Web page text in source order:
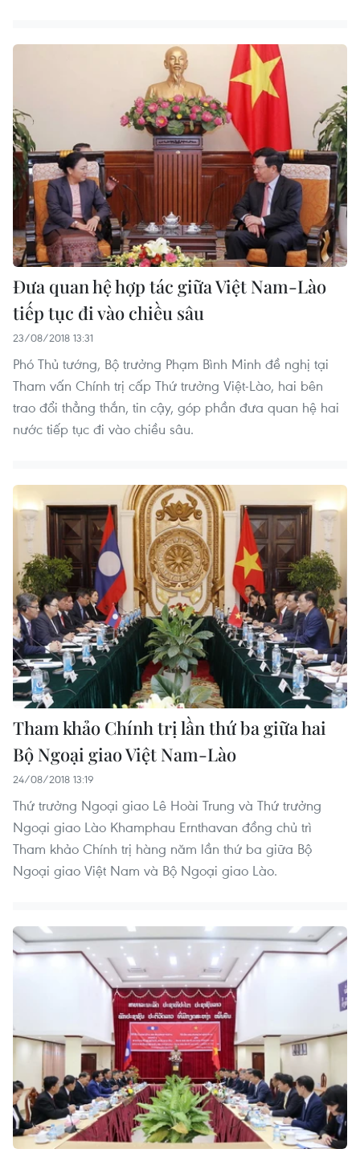
Đưa quan hệ hợp tác giữa Việt Nam-Lào
tiếp tục đi vào chiều sâu
23/08/2018 13:31
Phó Thủ tướng, Bộ trưởng Phạm Bình Minh đề nghị tại
Tham vấn Chính trị cấp Thứ trưởng Việt-Lào, hai bên
trao đổi thẳng thắn, tin cậy, góp phần đưa quan hệ hai
nước tiếp tục đi vào chiều sâu.
Tham khảo Chính trị lần thứ ba giữa hai
Bộ Ngoại giao Việt Nam-Lào
24/08/2018 13:19
Thứ trưởng Ngoại giao Lê Hoài Trung và Thứ trưởng
Ngoại giao Lào Khamphau Ernthavan đồng chủ trì
Tham khảo Chính trị hàng năm lần thứ ba giữa Bộ
Ngoại giao Việt Nam và Bộ Ngoại giao Lào.